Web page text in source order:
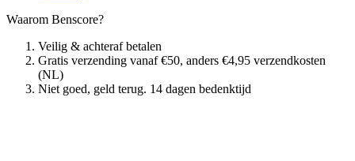
Waarom Benscore?
Veilig & achteraf betalen
Gratis verzending vanaf €50, anders €4,95 verzendkosten
(NL)
Niet goed, geld terug. 14 dagen bedenktijd